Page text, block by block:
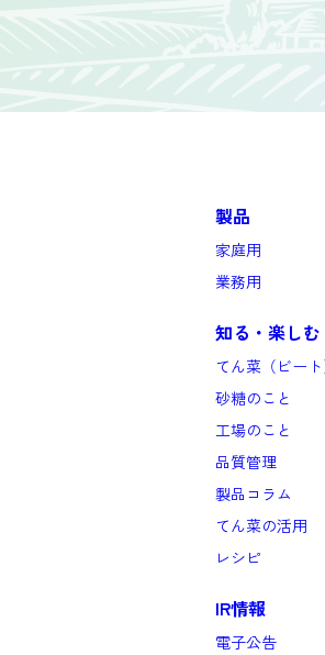
製品
家庭用
業務用
知る・楽しむ
てん菜（ビー
砂糖のこと
工場のこと
品質管理
製品コラム
てん菜の活用
レシピ
IR情報
電子公告